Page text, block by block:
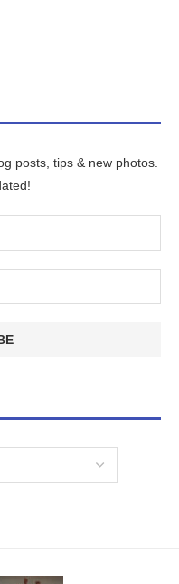
posts, tips & new photos.